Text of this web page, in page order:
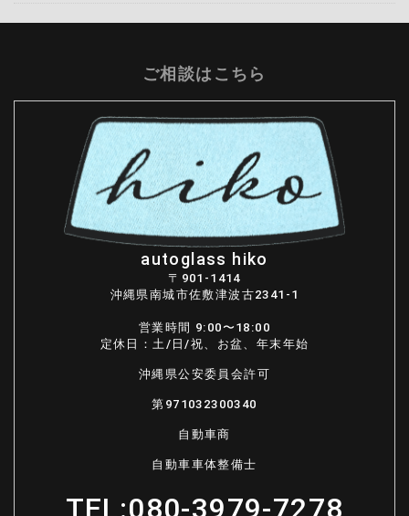
ご相談はこちら
autoglass hiko
〒901-1414
沖縄県南城市佐敷津波古2341-1
営業時間 9:00〜18:00
定休日：土/日/祝、お盆、年末年始
沖縄県公安委員会許可
第971032300340
自動車商
自動車車体整備士
TEL:080-3979-7278